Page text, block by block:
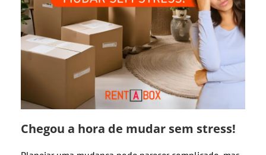
Chegou a hora de mudar sem stress!